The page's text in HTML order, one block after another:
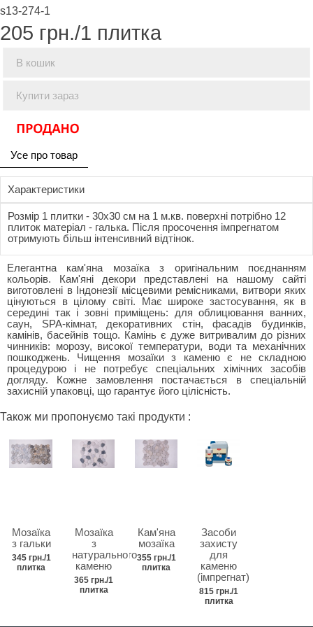
s13-274-1
205 грн./1 плитка
В кошик
Купити зараз
Усе про товар
Характеристики
Розмір 1 плитки - 30x30 см на 1 м.кв. поверхні потрібно 12
плиток матеріал - галька. Після просочення імпрегнатом
отримують більш інтенсивний відтінок.
Елегантна кам'яна мозаїка з оригінальним поєднанням
кольорів. Кам'яні декори представлені на нашому сайті
виготовлені в Індонезії місцевими ремісниками, витвори яких
цінуються в цілому світі. Має широке застосування, як в
середині так і зовні приміщень: для облицювання ванних,
саун, SPA-кімнат, декоративних стін, фасадів будинків,
камінів, басейнів тощо. Камінь є дуже витривалим до різних
чинників: морозу, високої температури, води та механічних
пошкоджень. Чищення мозаїки з каменю є не складною
процедурою і не потребує спеціальних хімічних засобів
догляду. Кожне замовлення постачається в спеціальній
захисній упаковці, що гарантує його цілісність.
Також ми пропонуємо такі продукти :
Мозаїка
з гальки
345 грн./1
плитка
Мозаїка
з
натурального
каменю
365 грн./1
плитка
Кам'яна
мозаїка
355 грн./1
плитка
Засоби
захисту
для
каменю
(імпрегнат)
815 грн./1
плитка